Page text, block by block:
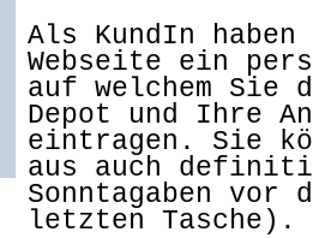
Als KundIn
Webseite ein
auf welchem Sie
Depot und Ihre
eintragen. Sie
aus auch
Sonntagaben
letzten Tasche).